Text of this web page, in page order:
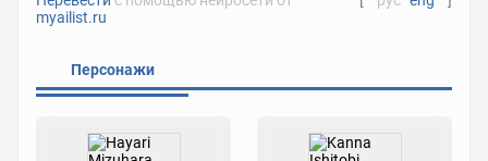
myailist.ru
Персонажи